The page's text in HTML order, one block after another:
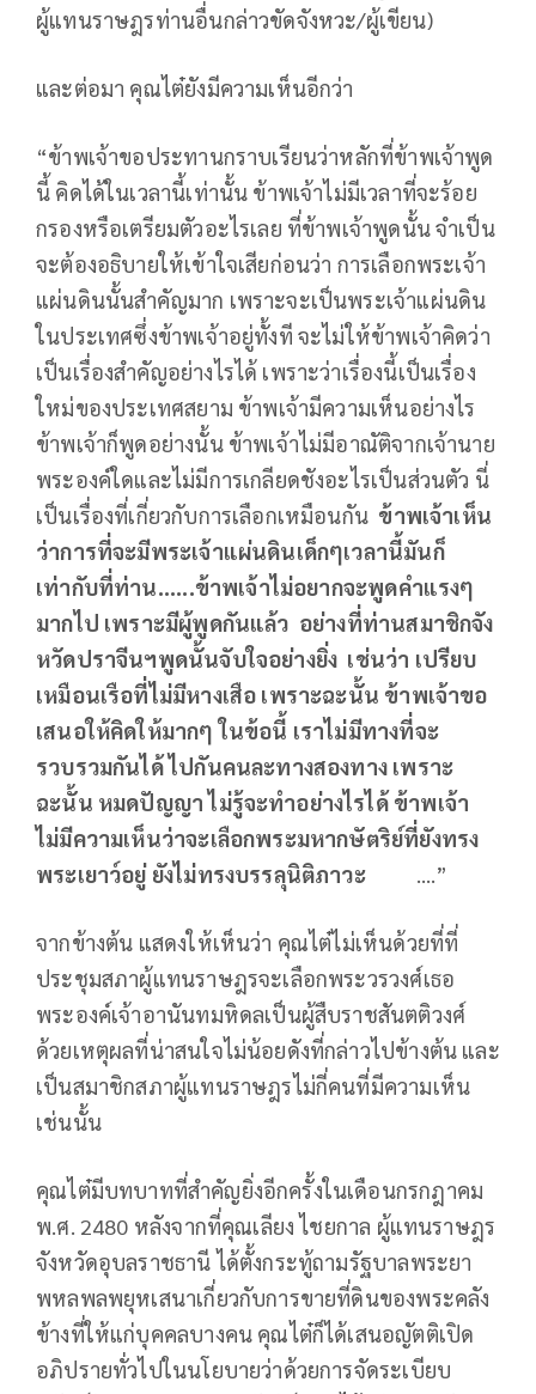
ผู้แทนราษฎรท่านอื่นกล่าวขัดจังหวะ/ผู้เขียน)
และต่อมา คุณไต๋ยังมีความเห็นอีกว่า
“ข้าพเจ้าขอประทานกราบเรียนว่าหลักที่ข้าพเจ้าพูด
นี้ คิดได้ในเวลานี้เท่านั้น ข้าพเจ้าไม่มีเวลาที่จะร้อย
กรองหรือเตรียมตัวอะไรเลย ที่ข้าพเจ้าพูดนั้น จำเป็น
จะต้องอธิบายให้เข้าใจเสียก่อนว่า การเลือกพระเจ้า
แผ่นดินนั้นสำคัญมาก เพราะจะเป็นพระเจ้าแผ่นดิน
ในประเทศซึ่งข้าพเจ้าอยู่ทั้งที จะไม่ให้ข้าพเจ้าคิดว่า
เป็นเรื่องสำคัญอย่างไรได้ เพราะว่าเรื่องนี้เป็นเรื่อง
ใหม่ของประเทศสยาม ข้าพเจ้ามีความเห็นอย่างไร
ข้าพเจ้าก็พูดอย่างนั้น ข้าพเจ้าไม่มีอาณัติจากเจ้านาย
พระองค์ใดและไม่มีการเกลียดชังอะไรเป็นส่วนตัว นี่
เป็นเรื่องที่เกี่ยวกับการเลือกเหมือนกัน ข้าพเจ้าเห็น
ว่าการที่จะมีพระเจ้าแผ่นดินเด็กๆเวลานี้มันก็
เท่ากับที่ท่าน......ข้าพเจ้าไม่อยากจะพูดคำแรงๆ
มากไป เพราะมีผู้พูดกันแล้ว อย่างที่ท่านสมาชิกจัง
หวัดปราจีนฯพูดนั้นจับใจอย่างยิ่ง เช่นว่า เปรียบ
เหมือนเรือที่ไม่มีหางเสือ เพราะฉะนั้น ข้าพเจ้าขอ
เสนอให้คิดให้มากๆ ในข้อนี้ เราไม่มีทางที่จะ
รวบรวมกันได้ ไปกันคนละทางสองทาง เพราะ
ฉะนั้น หมดปัญญา ไม่รู้จะทำอย่างไรได้ ข้าพเจ้า
ไม่มีความเห็นว่าจะเลือกพระมหากษัตริย์ที่ยังทรง
พระเยาว์อยู่ ยังไม่ทรงบรรลุนิติภาวะ….”
จากข้างต้น แสดงให้เห็นว่า คุณไต๋ไม่เห็นด้วยที่ที่
ประชุมสภาผู้แทนราษฎรจะเลือกพระวรวงศ์เธอ
พระองค์เจ้าอานันทมหิดลเป็นผู้สืบราชสันตติวงศ์
ด้วยเหตุผลที่น่าสนใจไม่น้อยดังที่กล่าวไปข้างต้น และ
เป็นสมาชิกสภาผู้แทนราษฎรไม่กี่คนที่มีความเห็น
เช่นนั้น
คุณไต๋มีบทบาทที่สำคัญยิ่งอีกครั้งในเดือนกรกฎาคม
พ.ศ. 2480 หลังจากที่คุณเลียง ไชยกาล ผู้แทนราษฎร
จังหวัดอุบลราชธานี ได้ตั้งกระทู้ถามรัฐบาลพระยา
พหลพลพยุหเสนาเกี่ยวกับการขายที่ดินของพระคลัง
ข้างที่ให้แก่บุคคลบางคน คุณไต๋ก็ได้เสนอญัตติเปิด
อภิปรายทั่วไปในนโยบายว่าด้วยการจัดระเบียบ